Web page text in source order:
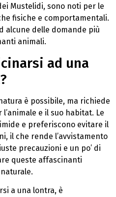
Mustelidi, sono noti per le
fisiche e comportamentali.
alcune delle domande più
animali.
ad una
è possibile, ma richiede
e il suo habitat. Le
e preferiscono evitare il
il che rende l’avvistamento
precauzioni e un po’ di
queste affascinanti
a una lontra, è